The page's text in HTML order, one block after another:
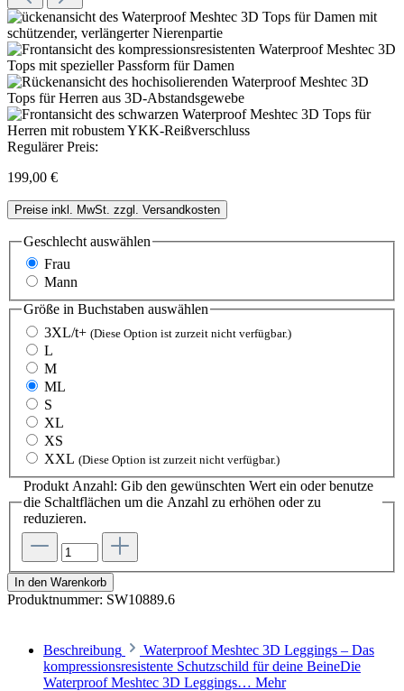
Regulärer Preis:
199,00 €
Preise inkl. MwSt. zzgl. Versandkosten
Geschlecht auswählen
Frau
Mann
Größe in Buchstaben auswählen
3XL/t+ (Diese Option ist zurzeit nicht verfügbar.)
L
M
ML
S
XL
XS
XXL (Diese Option ist zurzeit nicht verfügbar.)
Produkt Anzahl: Gib den gewünschten Wert ein oder benutze
die Schaltflächen um die Anzahl zu erhöhen oder zu
reduzieren.
In den Warenkorb
Produktnummer: SW10889.6
Beschreibung
Waterproof Meshtec 3D Leggings – Das
kompressionsresistente Schutzschild für deine BeineDie
Waterproof Meshtec 3D Leggings… Mehr